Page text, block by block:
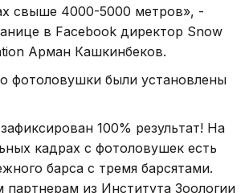
свыше 4000-5000 метров», -
в Facebook директор Snow
Арман Кашкинбеков.
фотоловушки были установлены
100% результат! На
кадрах с фотоловушек есть
барса с тремя барсятами.
из Института Зоологии